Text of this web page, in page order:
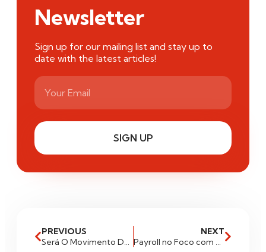
Newsletter
Sign up for our mailing list and stay up to
date with the latest articles!
SIGN UP
PREVIOUS
Será O Movimento De Virada No Mercado Asiático?
NEXT
Payroll no Foco com Aberturas Negativas e Dólar Sobe!